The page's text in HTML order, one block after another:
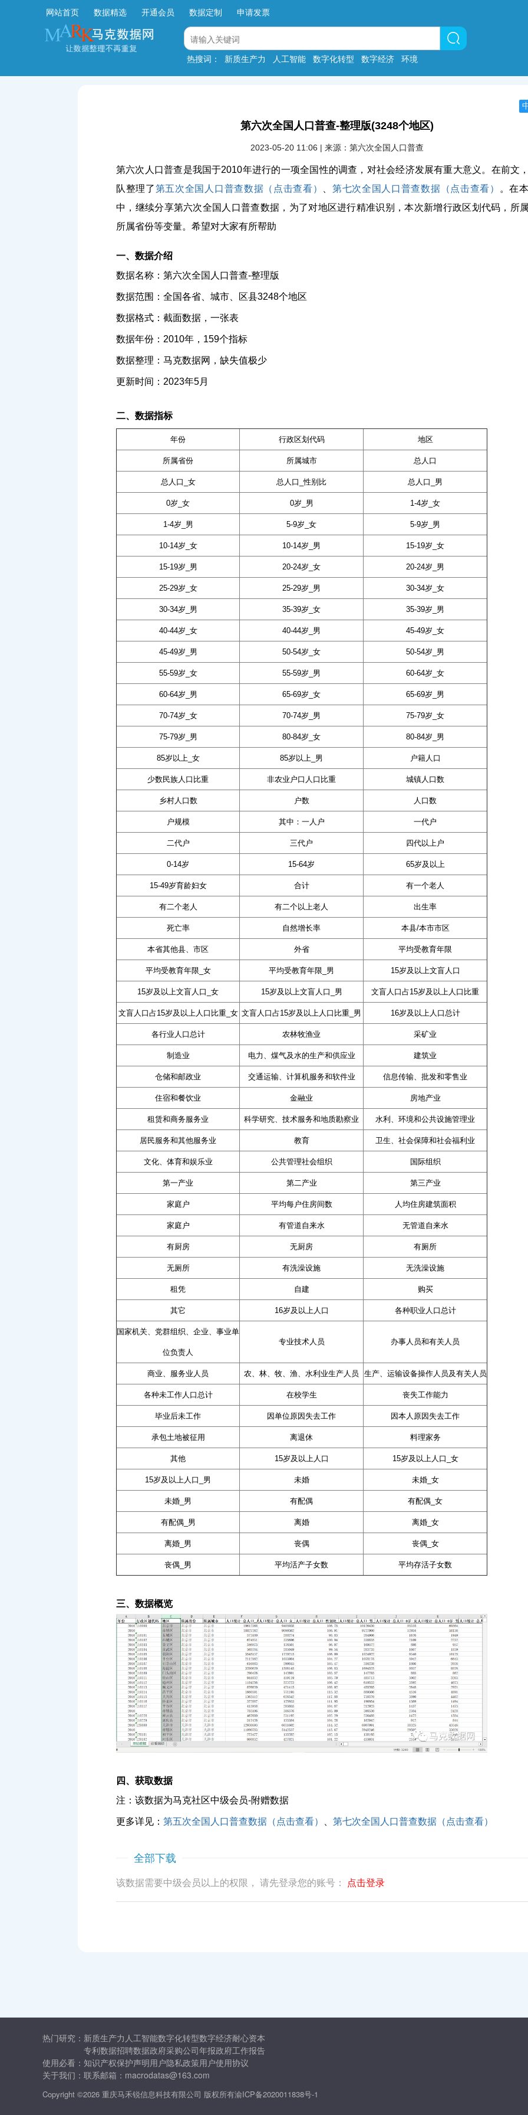
网站首页 数据精选 开通会员 数据定制 申请发票
热搜词：
新质生产力 人工智能 数字化转型 数字经济 环境
第六次全国人口普查-整理版(3248个地区)
2023-05-20 11:06 | 来源：第六次全国人口普查
第六次人口普查是我国于2010年进行的一项全国性的调查，对社会经济发展有重大意义。在前文
队整理了第五次全国人口普查数据（点击查看） 、第七次全国人口普查数据（点击查看）
。在
中，继续分享第六次全国人口普查数据，为了对地区进行精准识别，本次新增行政区划代码，所属
所属省份等变量。希望对大家有所帮助
一、数据介绍
数据名称：第六次全国人口普查-整理版
数据范围：全国各省、城市、区县3248个地区
数据格式：截面数据，一张表
数据年份：2010年，159个指标
数据整理：马克数据网，缺失值极少
更新时间：2023年5月
二、数据指标
年份 行政区划代码 地区
所属省份 所属城市 总人口
总人口_女 总人口_性别比 总人口_男
0岁_女 0岁_男 1-4岁_女
1-4岁_男 5-9岁_女 5-9岁_男
10-14岁_女 10-14岁_男 15-19岁_女
15-19岁_男 20-24岁_女 20-24岁_男
25-29岁_女 25-29岁_男 30-34岁_女
30-34岁_男 35-39岁_女 35-39岁_男
40-44岁_女 40-44岁_男 45-49岁_女
45-49岁_男 50-54岁_女 50-54岁_男
55-59岁_女 55-59岁_男 60-64岁_女
60-64岁_男 65-69岁_女 65-69岁_男
70-74岁_女 70-74岁_男 75-79岁_女
75-79岁_男 80-84岁_女 80-84岁_男
85岁以上_女 85岁以上_男 户籍人口
少数民族人口比重 非农业户口人口比重 城镇人口数
乡村人口数 户数 人口数
户规模 其中：一人户 一代户
二代户 三代户 四代以上户
0-14岁 15-64岁 65岁及以上
15-49岁育龄妇女 合计 有一个老人
有二个老人 有二个以上老人 出生率
死亡率 自然增长率 本县/本市市区
本省其他县、市区 外省 平均受教育年限
平均受教育年限_女 平均受教育年限_男 15岁及以上文盲人口
15岁及以上文盲人口_女 15岁及以上文盲人口_男 文盲人口占15岁及以上人口比重
文盲人口占15岁及以上人口比重_女 文盲人口占15岁及以上人口比重_男 16岁及以上人口总计
各行业人口总计 农林牧渔业 采矿业
制造业 电力、煤气及水的生产和供应业 建筑业
仓储和邮政业 交通运输、计算机服务和软件业 信息传输、批发和零售业
住宿和餐饮业 金融业 房地产业
租赁和商务服务业 科学研究、技术服务和地质勘察业 水利、环境和公共设施管理业
居民服务和其他服务业 教育 卫生、社会保障和社会福利业
文化、体育和娱乐业 公共管理社会组织 国际组织
第一产业 第二产业 第三产业
家庭户 平均每户住房间数 人均住房建筑面积
家庭户 有管道自来水 无管道自来水
有厨房 无厨房 有厕所
无厕所 有洗澡设施 无洗澡设施
租凭 自建 购买
其它 16岁及以上人口 各种职业人口总计
国家机关、党群组织、企业、事业单
位负责人
专业技术人员 办事人员和有关人员
商业、服务业人员 农、林、牧、渔、水利业生产人员 生产、运输设备操作人员及有关人员
各种未工作人口总计 在校学生 丧失工作能力
毕业后未工作 因单位原因失去工作 因本人原因失去工作
承包土地被征用 离退休 料理家务
其他 15岁及以上人口 15岁及以上人口_女
15岁及以上人口_男 未婚 未婚_女
未婚_男 有配偶 有配偶_女
有配偶_男 离婚 离婚_女
离婚_男 丧偶 丧偶_女
丧偶_男 平均活产子女数 平均存活子女数
三、数据概览
四、获取数据
注：该数据为马克社区中级会员-附赠数据
更多详见： 第五次全国人口普查数据（点击查看） 第七次全国人口普查数据（点击查看）
全部下载
该数据需要中级会员以上的权限， 请先登录您的账号： 点击登录
热门研究： 新质生产力 人工智能数字化转型数字经济耐心资本
专利数据招聘数据政府采购公司年报政府工作报告
使用必看： 知识产权保护声明用户隐私政策用户使用协议
关于我们： 联系邮箱：macrodatas@163.com
Copyright ©2026 重庆马禾锐信息科技有限公司 版权所有渝ICP备2020011838号-1